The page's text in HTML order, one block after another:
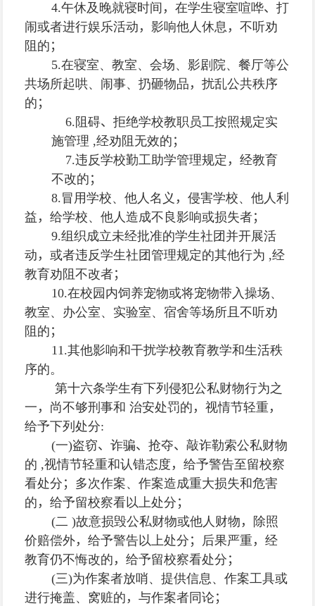
4.午休及晚就寝时间 ， 在学生寝室喧哗、 打
闹或者进行娱乐活动 ，影响他人休息 ，不听劝
阻的 ；
5.在寝室、教室、会场、影剧院、餐厅等公
共场所起哄、闹事、扔砸物品 ，扰乱公共秩序
的 ；
6. 阻碍、 拒绝学校教职员工按照规定实
施管理 ,经劝阻无效的 ；
7.违反学校勤工助学管理规定 ， 经教育
不改的 ；
8.冒用学校、他人名义 ， 侵害学校、他人利
益 ，给学校、他人造成不良影响或损失者；
9.组织成立未经批准的学生社团并开展活
动 ，或者违反学生社团管理规定的其他行为 ,经
教育劝阻不改者；
10.在校园内饲养宠物或将宠物带入操场、
教室、办公室、实验室、宿舍等场所且不听劝
阻的 ；
11.其他影响和干扰学校教育教学和生活秩
序的。
第十六条学生有下列侵犯公私财物行为之
一 ， 尚不够刑事和 治安处罚的 ，视情节轻重 ，
给予下列处分:
(一)盗窃、 诈骗、 抢夺、 敲诈勒索公私财物
的 ,视情节轻重和认错态度 ，给予警告至留校察
看处分 ； 多次作案、作案造成重大损失和危害
的 ，给予留校察看以上处分 ；
(二 )故意损毁公私财物或他人财物 ，
除照
价赔偿外，给予警告以上处分 ； 后果严重 ，经
教育仍不悔改的 ，给予留校察看处分 ；
(三)为作案者放哨、提供信息、作案工具或
进行掩盖、窝赃的 ，与作案者同论 ；